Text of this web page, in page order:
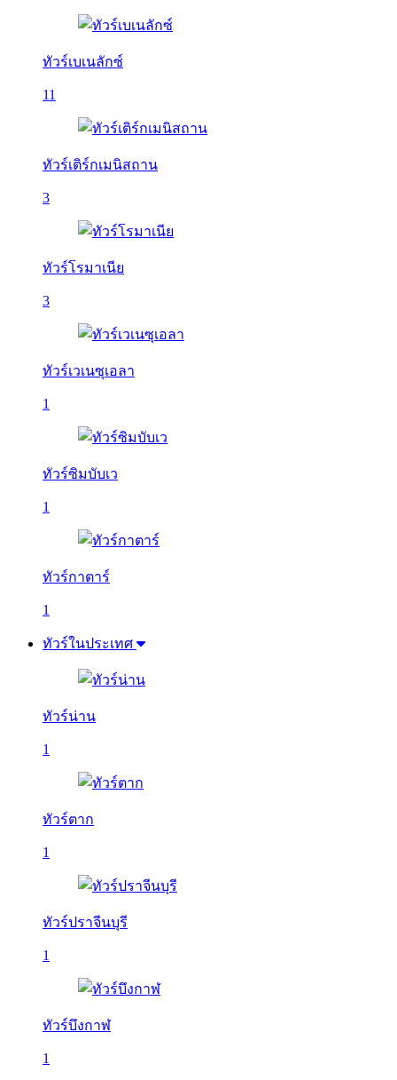
ทัวร์เบเนลักซ์
11
ทัวร์เติร์กเมนิสถาน
3
ทัวร์โรมาเนีย
3
ทัวร์เวเนซุเอลา
1
ทัวร์ซิมบับเว
1
ทัวร์กาตาร์
1
ทัวร์ในประเทศ
ทัวร์น่าน
1
ทัวร์ตาก
1
ทัวร์ปราจีนบุรี
1
ทัวร์บึงกาฬ
1